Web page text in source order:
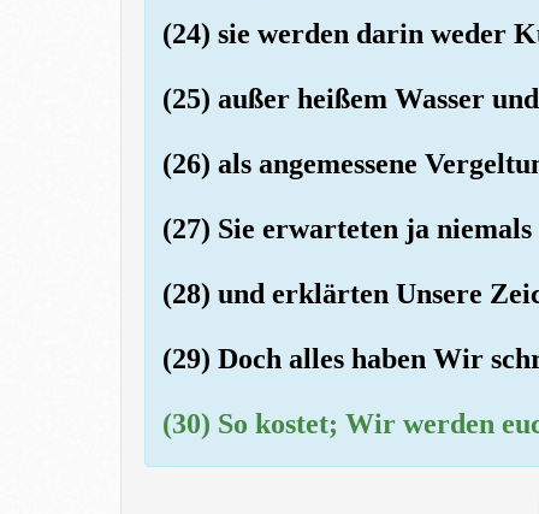
(24) sie werden darin weder
(25) außer heißem Wasser
(26) als angemessene
(27) Sie erwarteten ja
(28) und erklärten Unsere
(29) Doch alles haben Wir
(30) So kostet; Wir werden